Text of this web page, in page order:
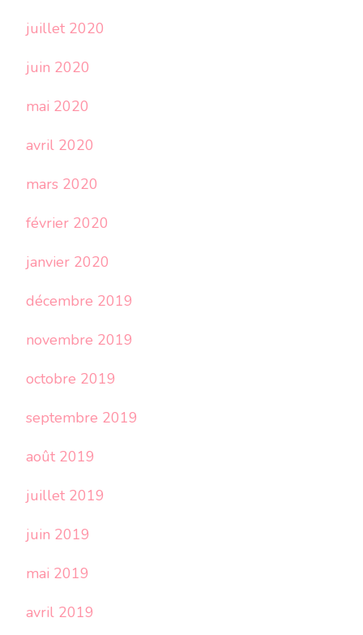
juillet 2020
juin 2020
mai 2020
avril 2020
mars 2020
février 2020
janvier 2020
décembre 2019
novembre 2019
octobre 2019
septembre 2019
août 2019
juillet 2019
juin 2019
mai 2019
avril 2019